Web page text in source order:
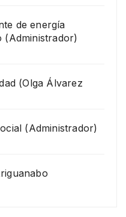
de energía
(Administrador)
(Olga Álvarez
(Administrador)